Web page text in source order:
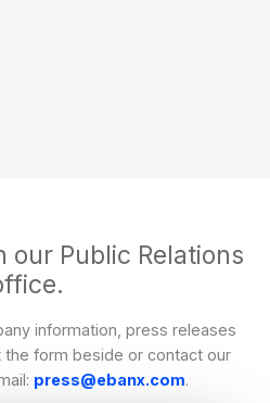
our Public Relations
information, press releases
the form beside or contact our
press@ebanx.com.